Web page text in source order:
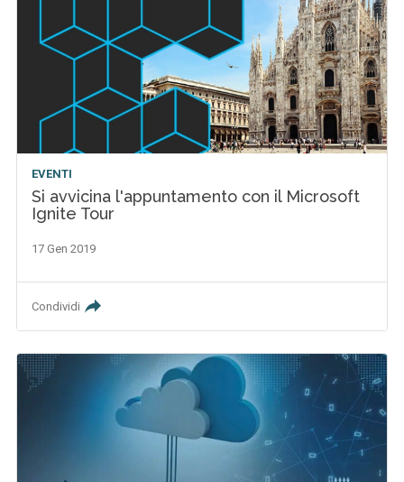
EVENTI
Si avvicina l'appuntamento con il Microsoft
Ignite Tour
17 Gen 2019
Condividi